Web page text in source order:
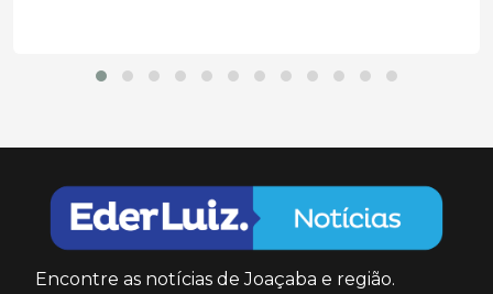
Encontre as notícias de Joaçaba e região.